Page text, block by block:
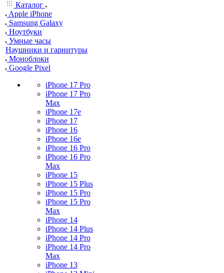
Каталог
Apple iPhone
Samsung Galaxy
Ноутбуки
Умные часы
Наушники и гарнитуры
Моноблоки
Google Pixel
iPhone 17 Pro
iPhone 17 Pro
Max
iPhone 17e
iPhone 17
iPhone 16
iPhone 16e
iPhone 16 Pro
iPhone 16 Pro
Max
iPhone 15
iPhone 15 Plus
iPhone 15 Pro
iPhone 15 Pro
Max
iPhone 14
iPhone 14 Plus
iPhone 14 Pro
iPhone 14 Pro
Max
iPhone 13